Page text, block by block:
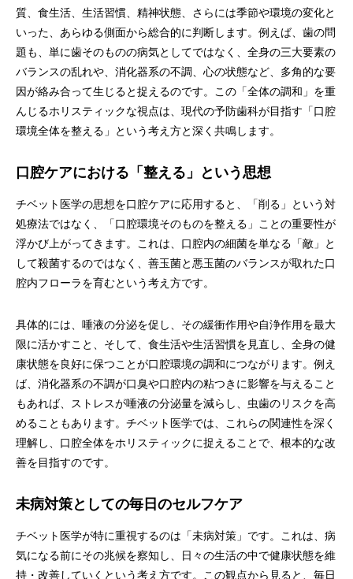
質、食生活、生活習慣、精神状態、さらには季節や環境の変化と
いった、あらゆる側面から総合的に判断します。例えば、歯の問
題も、単に歯そのものの病気としてではなく、全身の三大要素の
バランスの乱れや、消化器系の不調、心の状態など、多角的な要
因が絡み合って生じると捉えるのです。この「全体の調和」を重
んじるホリスティックな視点は、現代の予防歯科が目指す「口腔
環境全体を整える」という考え方と深く共鳴します。
口腔ケアにおける「整える」という思想
チベット医学の思想を口腔ケアに応用すると、「削る」という対
処療法ではなく、「口腔環境そのものを整える」ことの重要性が
浮かび上がってきます。これは、口腔内の細菌を単なる「敵」と
して殺菌するのではなく、善玉菌と悪玉菌のバランスが取れた口
腔内フローラを育むという考え方です。
具体的には、唾液の分泌を促し、その緩衝作用や自浄作用を最大
限に活かすこと、そして、食生活や生活習慣を見直し、全身の健
康状態を良好に保つことが口腔環境の調和につながります。例え
ば、消化器系の不調が口臭や口腔内の粘つきに影響を与えること
もあれば、ストレスが唾液の分泌量を減らし、虫歯のリスクを高
めることもあります。チベット医学では、これらの関連性を深く
理解し、口腔全体をホリスティックに捉えることで、根本的な改
善を目指すのです。
未病対策としての毎日のセルフケア
チベット医学が特に重視するのは「未病対策」です。これは、病
気になる前にその兆候を察知し、日々の生活の中で健康状態を維
持・改善していくという考え方です。この観点から見ると、毎日